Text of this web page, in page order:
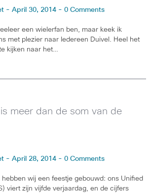
- April 30, 2014 - 0 Comments
een wielerfan ben, maar keek ik
met plezier naar Iedereen Duivel. Heel het
kijken naar het…
meer dan de som van de
- April 28, 2014 - 0 Comments
wij een feestje gebouwd: ons Unified
viert zijn vijfde verjaardag, en de cijfers